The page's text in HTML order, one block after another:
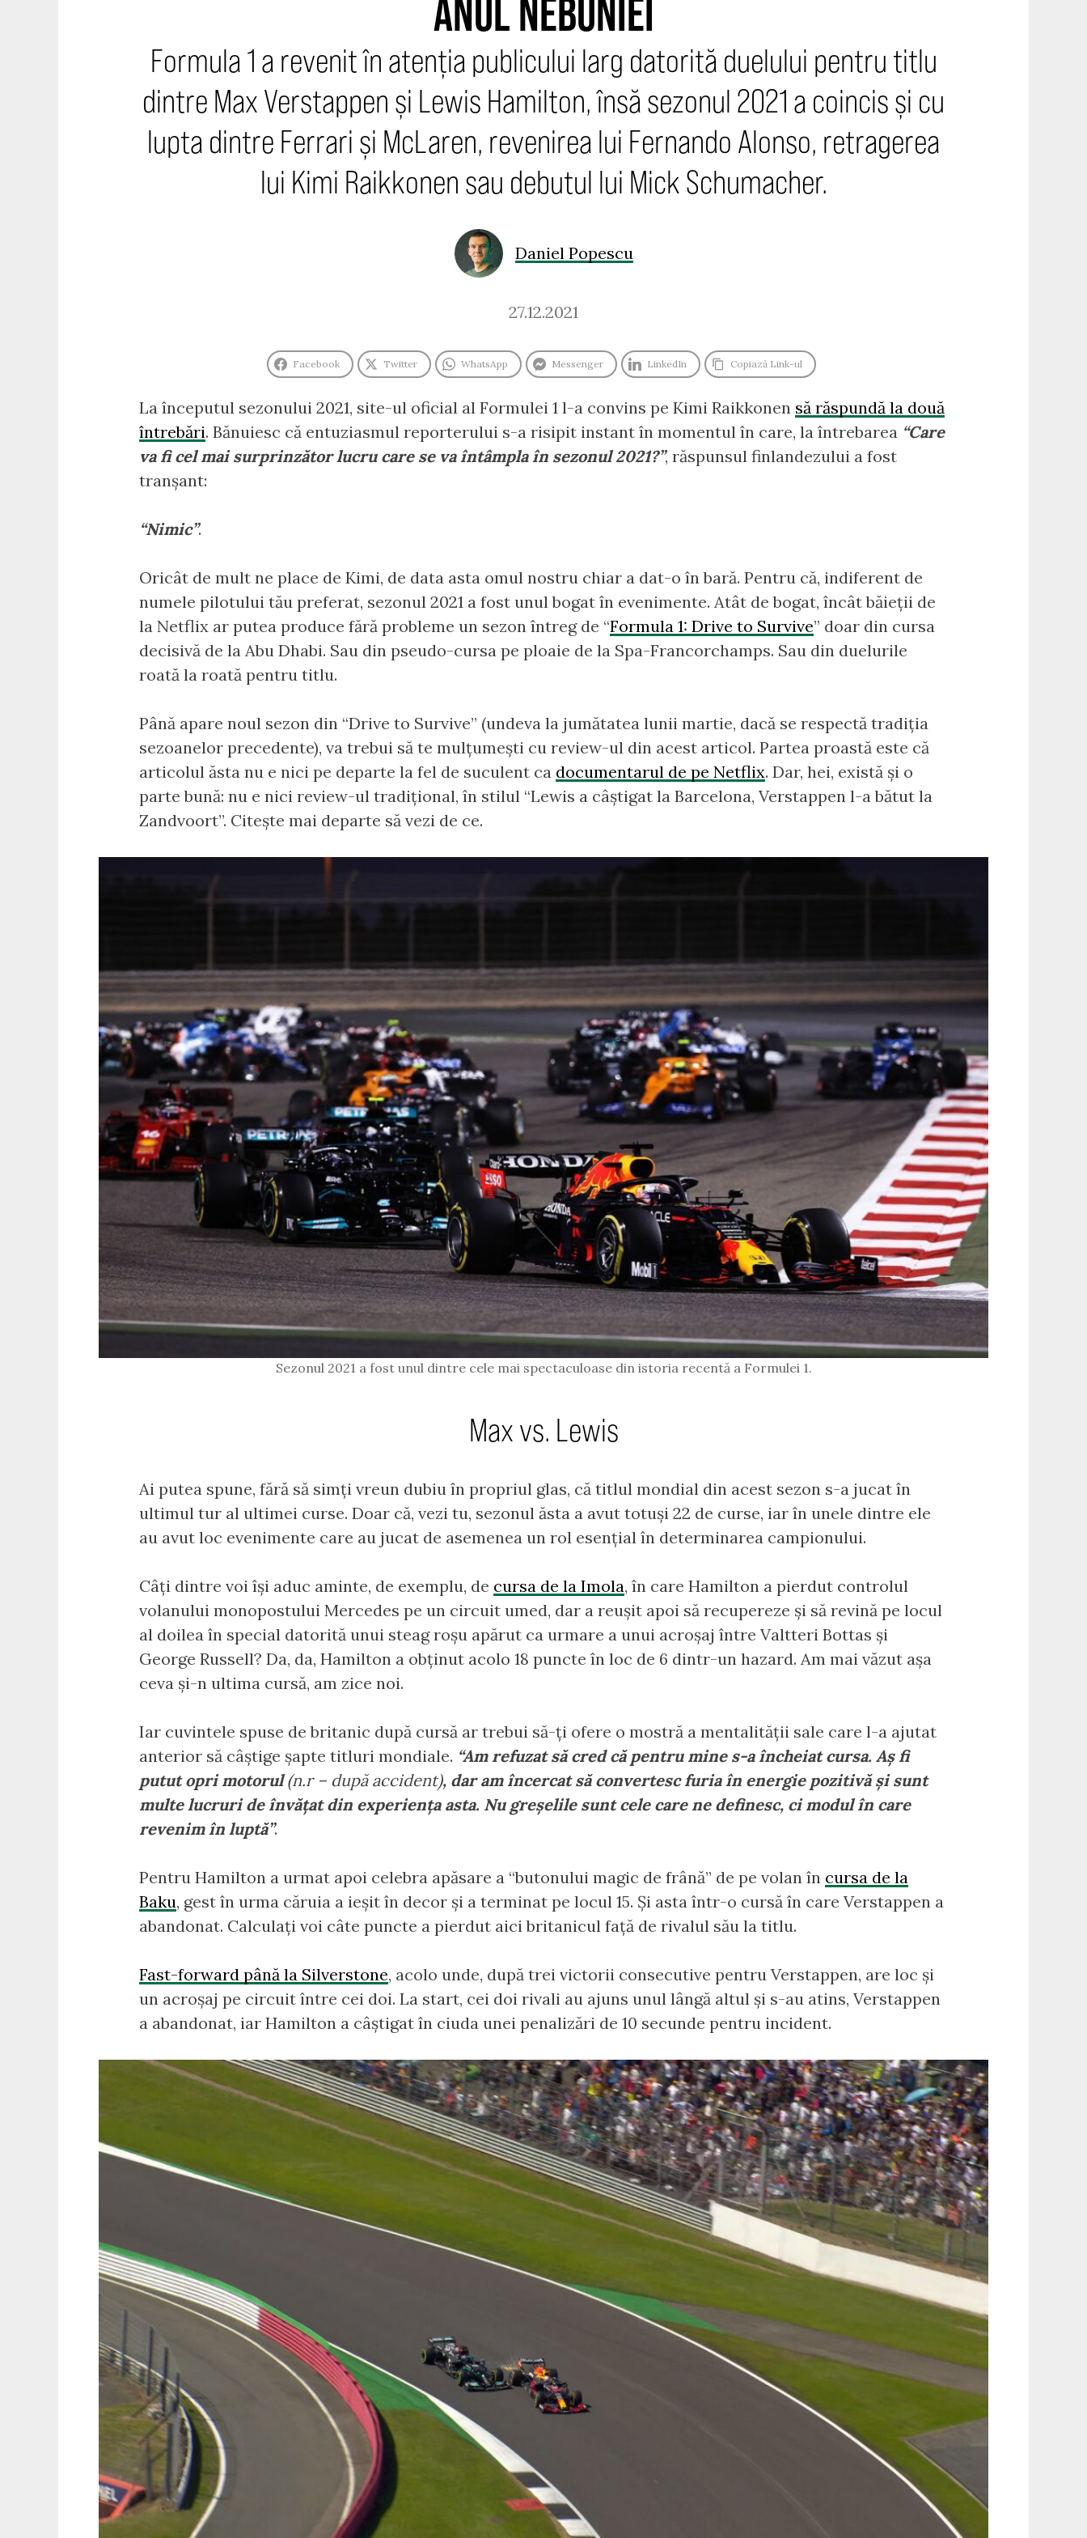
ANUL NEBUNIEI
Formula 1 a revenit în atenția publicului larg datorită duelului pentru titlu
dintre Max Verstappen și Lewis Hamilton, însă sezonul 2021 a coincis și cu
lupta dintre Ferrari și McLaren, revenirea lui Fernando Alonso, retragerea
lui Kimi Raikkonen sau debutul lui Mick Schumacher.
Daniel Popescu
27.12.2021
Facebook Twitter WhatsApp Messenger LinkedIn Copiază Link-ul
La începutul sezonului 2021, site-ul oficial al Formulei 1 l-a convins pe Kimi Raikkonen să răspundă la două
întrebări. Bănuiesc că entuziasmul reporterului s-a risipit instant în momentul în care, la întrebarea “Care
va fi cel mai surprinzător lucru care se va întâmpla în sezonul 2021?”, răspunsul finlandezului a fost
tranșant:
“Nimic”.
Oricât de mult ne place de Kimi, de data asta omul nostru chiar a dat-o în bară. Pentru că, indiferent de
numele pilotului tău preferat, sezonul 2021 a fost unul bogat în evenimente. Atât de bogat, încât băieții de
la Netflix ar putea produce fără probleme un sezon întreg de “Formula 1: Drive to Survive” doar din cursa
decisivă de la Abu Dhabi. Sau din pseudo-cursa pe ploaie de la Spa-Francorchamps. Sau din duelurile
roată la roată pentru titlu.
Până apare noul sezon din “Drive to Survive” (undeva la jumătatea lunii martie, dacă se respectă tradiția
sezoanelor precedente), va trebui să te mulțumești cu review-ul din acest articol. Partea proastă este că
articolul ăsta nu e nici pe departe la fel de suculent ca documentarul de pe Netflix. Dar, hei, există și o
parte bună: nu e nici review-ul tradițional, în stilul “Lewis a câștigat la Barcelona, Verstappen l-a bătut la
Zandvoort”. Citește mai departe să vezi de ce.
Sezonul 2021 a fost unul dintre cele mai spectaculoase din istoria recentă a Formulei 1.
Max vs. Lewis
Ai putea spune, fără să simți vreun dubiu în propriul glas, că titlul mondial din acest sezon s-a jucat în
ultimul tur al ultimei curse. Doar că, vezi tu, sezonul ăsta a avut totuși 22 de curse, iar în unele dintre ele
au avut loc evenimente care au jucat de asemenea un rol esențial în determinarea campionului.
Câți dintre voi își aduc aminte, de exemplu, de cursa de la Imola, în care Hamilton a pierdut controlul
volanului monopostului Mercedes pe un circuit umed, dar a reușit apoi să recupereze și să revină pe locul
al doilea în special datorită unui steag roșu apărut ca urmare a unui acroșaj între Valtteri Bottas și
George Russell? Da, da, Hamilton a obținut acolo 18 puncte în loc de 6 dintr-un hazard. Am mai văzut așa
ceva și-n ultima cursă, am zice noi.
Iar cuvintele spuse de britanic după cursă ar trebui să-ți ofere o mostră a mentalității sale care l-a ajutat
anterior să câștige șapte titluri mondiale. “Am refuzat să cred că pentru mine s-a încheiat cursa. Aș fi
putut opri motorul(n.r – după accident), dar am încercat să convertesc furia în energie pozitivă și sunt
multe lucruri de învățat din experiența asta. Nu greșelile sunt cele care ne definesc, ci modul în care
revenim în luptă”.
Pentru Hamilton a urmat apoi celebra apăsare a “butonului magic de frână” de pe volan în cursa de la
Baku, gest în urma căruia a ieșit în decor și a terminat pe locul 15. Și asta într-o cursă în care Verstappen a
abandonat. Calculați voi câte puncte a pierdut aici britanicul față de rivalul său la titlu.
Fast-forward până la Silverstone, acolo unde, după trei victorii consecutive pentru Verstappen, are loc și
un acroșaj pe circuit între cei doi. La start, cei doi rivali au ajuns unul lângă altul și s-au atins, Verstappen
a abandonat, iar Hamilton a câștigat în ciuda unei penalizări de 10 secunde pentru incident.